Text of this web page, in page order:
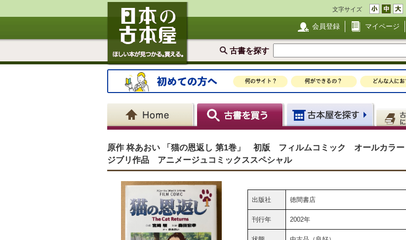
文字サイズ
会員登録 マイページ
古書を探す
原作 柊あおい 「猫の恩返し 第1巻」 初版 フィルムコミック オールカラ
ジブリ作品 アニメージュコミックススペシャル
出版社 徳間書店
刊行年 2002年